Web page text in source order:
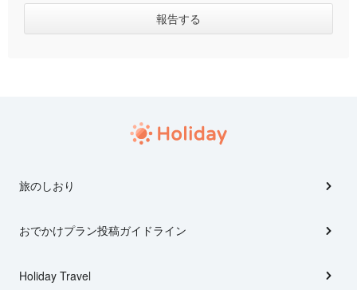
旅のしおり
おでかけプラン投稿ガイドライン
Holiday Travel